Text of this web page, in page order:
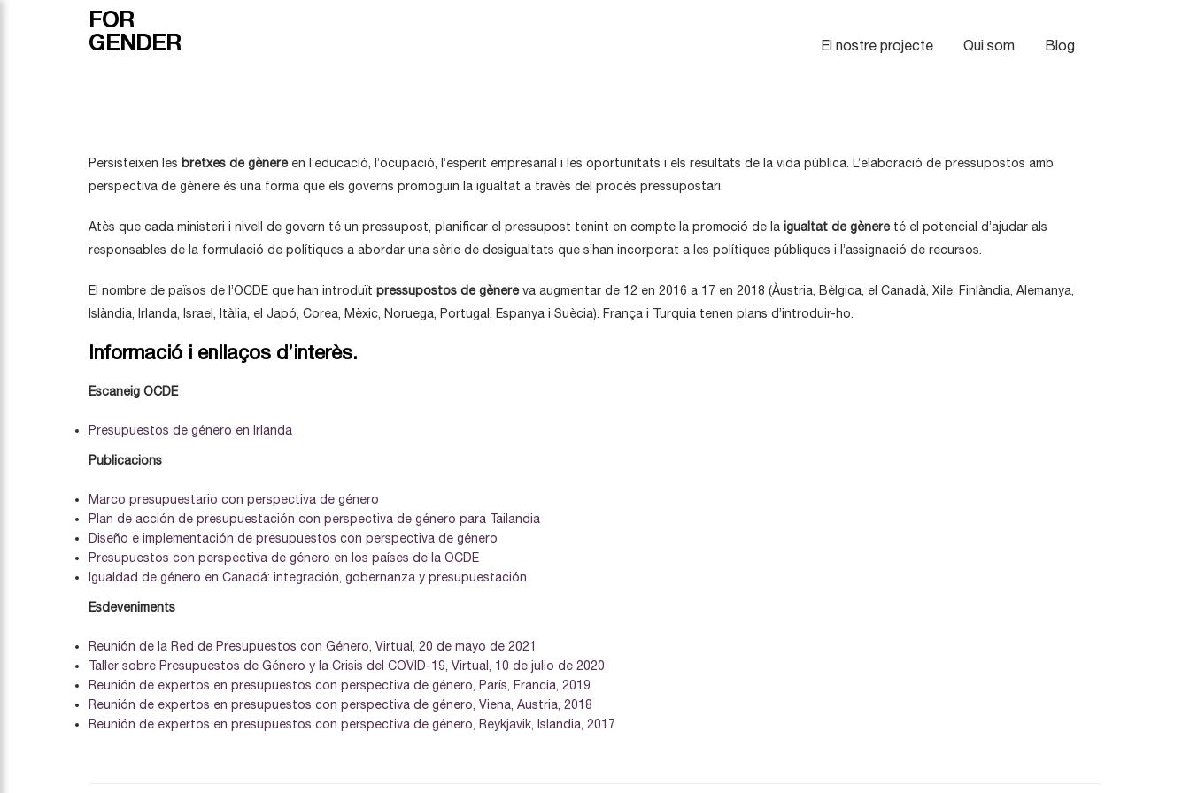
FOR
GENDER
El nostre projecte Qui som Blog
Persisteixen les bretxes de gènereen l’educació, l’ocupació, l’esperit empresarial i les oportunitats i els resultats de la vida pública. L’elaboració de pressupostos amb
perspectiva de gènere és una forma que els governs promoguin la igualtat a través del procés pressupostari.
Atès que cada ministeri i nivell de govern té un pressupost, planificar el pressupost tenint en compte la promoció de la igualtat de gènereté el potencial d’ajudar als
responsables de la formulació de polítiques a abordar una sèrie de desigualtats que s’han incorporat a les polítiques públiques i l’assignació de recursos.
El nombre de països de l’OCDE que han introduït pressupostos de gènereva augmentar de 12 en 2016 a 17 en 2018 (Àustria, Bèlgica, el Canadà, Xile, Finlàndia, Alemanya,
Islàndia, Irlanda, Israel, Itàlia, el Japó, Corea, Mèxic, Noruega, Portugal, Espanya i Suècia). França i Turquia tenen plans d’introduir-ho.
Informació i enllaços d’interès.
Escaneig OCDE
Presupuestos de género en Irlanda
Publicacions
Marco presupuestario con perspectiva de género
Plan de acción de presupuestación con perspectiva de género para Tailandia
Diseño e implementación de presupuestos con perspectiva de género
Presupuestos con perspectiva de género en los países de la OCDE
Igualdad de género en Canadá: integración, gobernanza y presupuestación
Esdeveniments
Reunión de la Red de Presupuestos con Género, Virtual, 20 de mayo de 2021
Taller sobre Presupuestos de Género y la Crisis del COVID-19, Virtual, 10 de julio de 2020
Reunión de expertos en presupuestos con perspectiva de género, París, Francia, 2019
Reunión de expertos en presupuestos con perspectiva de género, Viena, Austria, 2018
Reunión de expertos en presupuestos con perspectiva de género, Reykjavik, Islandia, 2017